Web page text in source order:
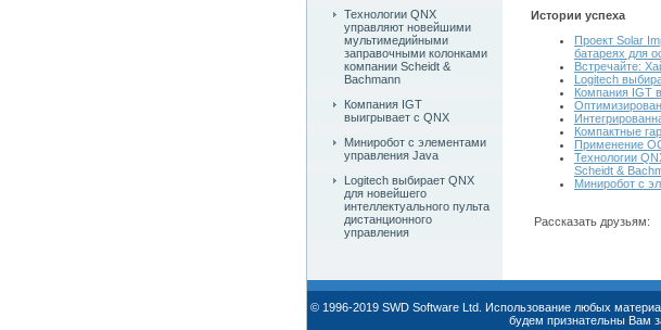
Технологии QNX
управляют новейшими
мультимедийными
заправочными колонками
компании Scheidt &
Bachmann
Компания IGT
выигрывает с QNX
Миниробот с элементами
управления Java
Logitech выбирает QNX
для новейшего
интеллектуального пульта
дистанционного
управления
Истории успеха
Проект Solar
батареях для
Встречайте:
Logitech
Компания IGT
Компактные
Применение
Технологии
Scheidt &
Миниробот с
Рассказать друзьям:
© 1996-2019 SWD Software Ltd. Использование любых
будем признательны Вам